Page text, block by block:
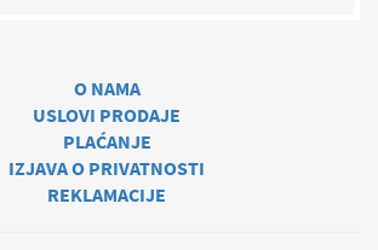
O NAMA
USLOVI PRODAJE
PLAĆANJE
IZJAVA O PRIVATNOSTI
REKLAMACIJE